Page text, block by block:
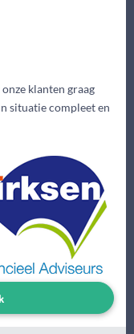
klanten graag
situatie compleet en